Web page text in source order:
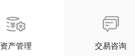
资产管理 交易咨询